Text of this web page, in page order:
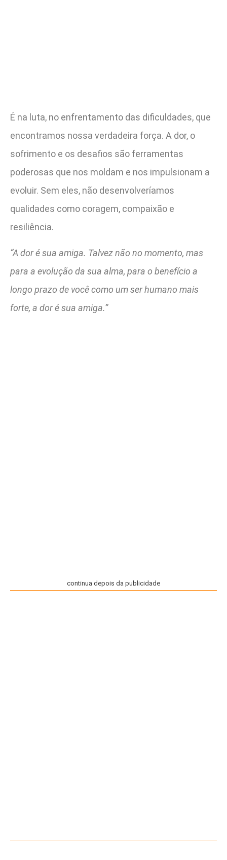
É na luta, no enfrentamento das dificuldades, que
encontramos nossa verdadeira força. A dor, o
sofrimento e os desafios são ferramentas
poderosas que nos moldam e nos impulsionam a
evoluir. Sem eles, não desenvolveríamos
qualidades como coragem, compaixão e
resiliência.
“A dor é sua amiga. Talvez não no momento, mas
para a evolução da sua alma, para o benefício a
longo prazo de você como um ser humano mais
forte, a dor é sua amiga.”
continua depois da publicidade